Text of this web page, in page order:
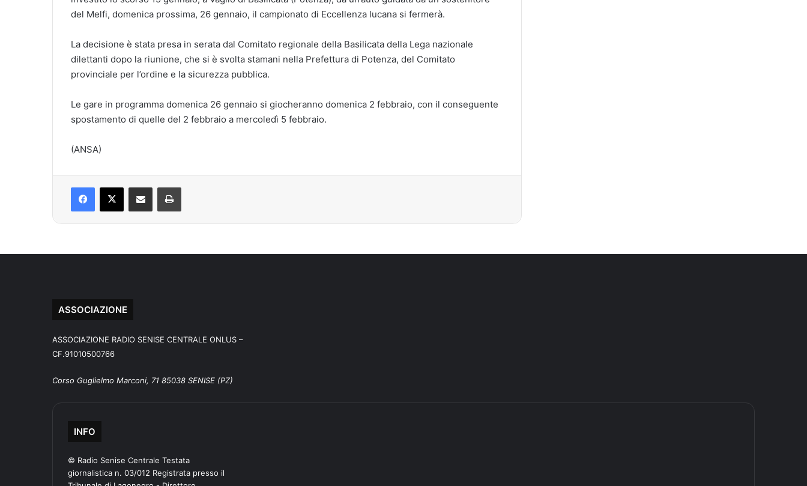
del Melfi, domenica prossima, 26 gennaio, il campionato di Eccellenza lucana si fermerà.
La decisione è stata presa in serata dal Comitato regionale della Basilicata della Lega nazionale
dilettanti dopo la riunione, che si è svolta stamani nella Prefettura di Potenza, del Comitato
provinciale per l’ordine e la sicurezza pubblica.
Le gare in programma domenica 26 gennaio si giocheranno domenica 2 febbraio, con il conseguente
spostamento di quelle del 2 febbraio a mercoledì 5 febbraio.
(ANSA)
ASSOCIAZIONE
ASSOCIAZIONE RADIO SENISE CENTRALE ONLUS –
CF.91010500766
Corso Guglielmo Marconi, 71 85038 SENISE (PZ)
INFO
© Radio Senise Centrale Testata
giornalistica n. 03/012 Registrata presso il